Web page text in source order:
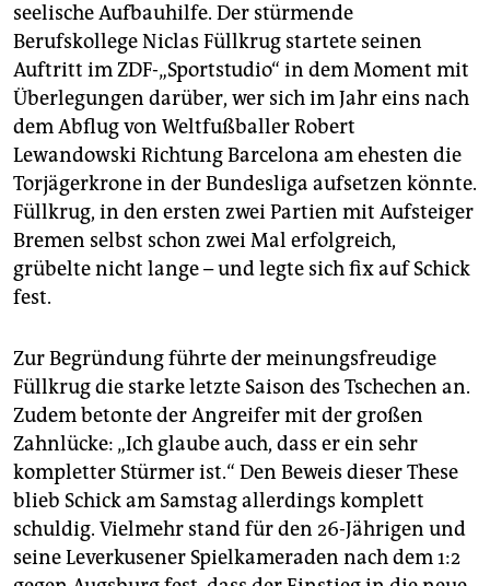
abo
genossenschaft
epaper login
seelische Aufbauhilfe. Der stürmende
Berufskollege Niclas Füllkrug startete seinen
Auftritt im ZDF-„Sportstudio“ in dem Moment mit
Überlegungen darüber, wer sich im Jahr eins nach
dem Abflug von Weltfußballer Robert
Lewandowski Richtung Barcelona am ehesten die
Torjägerkrone in der Bundesliga aufsetzen könnte.
Füllkrug, in den ersten zwei Partien mit Aufsteiger
Bremen selbst schon zwei Mal erfolgreich,
grübelte nicht lange – und legte sich fix auf Schick
fest.
Zur Begründung führte der meinungsfreudige
Füllkrug die starke letzte Saison des Tschechen an.
Zudem betonte der Angreifer mit der großen
Zahnlücke: „Ich glaube auch, dass er ein sehr
kompletter Stürmer ist.“ Den Beweis dieser These
blieb Schick am Samstag allerdings komplett
schuldig. Vielmehr stand für den 26-Jährigen und
seine Leverkusener Spielkameraden nach dem 1:2